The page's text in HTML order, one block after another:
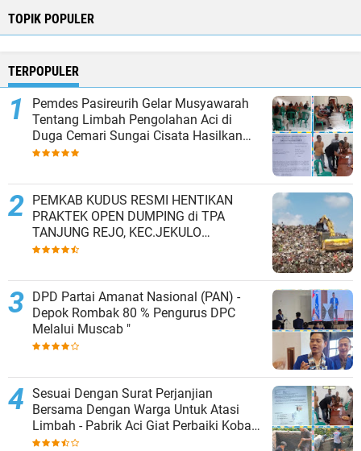
TOPIK POPULER
TERPOPULER
Pemdes Pasireurih Gelar Musyawarah
Tentang Limbah Pengolahan Aci di
Duga Cemari Sungai Cisata Hasilkan
Kesepakatan Tutup Sementara
PEMKAB KUDUS RESMI HENTIKAN
PRAKTEK OPEN DUMPING di TPA
TANJUNG REJO, KEC.JEKULO
KAB.KUDUS,BERLAKUKAN SISTEM
DPD Partai Amanat Nasional (PAN) -
Depok Rombak 80 % Pengurus DPC
Melalui Muscab "
Sesuai Dengan Surat Perjanjian
Bersama Dengan Warga Untuk Atasi
Limbah - Pabrik Aci Giat Perbaiki Kobak
Penampungan Air